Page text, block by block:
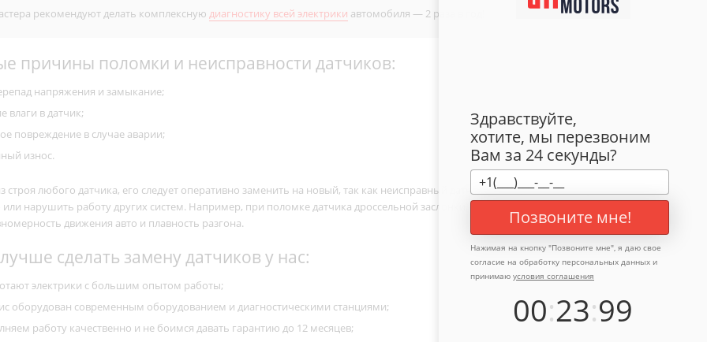
рекомендуют делать комплексную диагностику всей электрики автомобиля — 2 раза в год!
причины поломки и неисправности датчиков:
напряжения и замыкание;
влаги в датчик;
повреждение в случае аварии;
износ.
строя любого датчика, его следует оперативно заменить на новый, так как неисправный датчик может давать «ложную»
нарушить работу других систем. Например, при поломке датчика дроссельной заслонки, нарушается работа двигателя, что
движения авто и плавность разгона.
сделать замену датчиков у нас:
электрики с большим опытом работы;
оборудован современным оборудованием и диагностическими станциями;
работу качественно и не боимся давать гарантию до 12 месяцев;
Здравствуйте,
хотите, мы перезвоним
Вам за 24 секунды?
Позвоните мне!
Нажимая на кнопку "Позвоните мне", я даю свое
согласие на обработку персональных данных и
принимаю условия соглашения
00:23:99